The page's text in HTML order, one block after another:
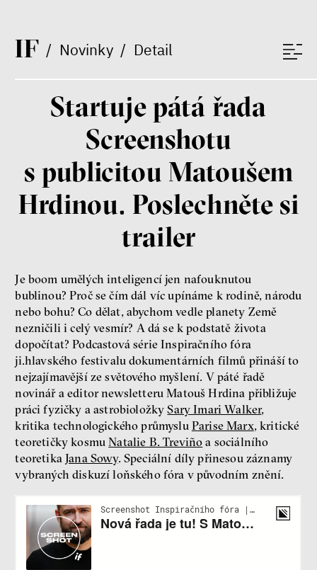
IF/ Novinky/ Detail
Bill McKibben
publicista
budeme mít, ale čí budou, říká
ekonom Palanský
Miroslav Palanský, Petr Bittner
rozhovor
peníze ekonomika
Demokracie v limitech.
Jeffrey Winters o tom, jak
pravidla
Jeffrey A. Winters
Startuje pátá řada
Screenshotu
s publicitou Matoušem
Hrdinou. Poslechněte si
trailer
Je boom umělých inteligencí jen nafouknutou
bublinou? Proč se čím dál víc upínáme k rodině, národu
nebo bohu? Co dělat, abychom vedle planety Země
nezničili i celý vesmír? A dá se k podstatě života
dopočítat? Podcastová série Inspiračního fóra
ji.hlavského festivalu dokumentárních filmů přináší to
nejzajímavější ze světového myšlení. V páté řadě
novinář a editor newsletteru Matouš Hrdina přibližuje
práci fyzičky a astrobioložkySary Imari Walker,
kritika technologického průmyslu Parise Marx, kritické
teoretičky kosmuNatalie B. Treviño a sociálního
teoretikaJana Sowy. Speciální díly přinesou záznamy
vybraných diskuzí loňského fóra v původním znění.